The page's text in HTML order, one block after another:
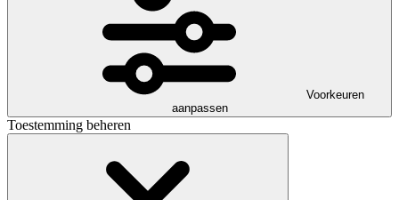
Voorkeuren
aanpassen
Toestemming beheren